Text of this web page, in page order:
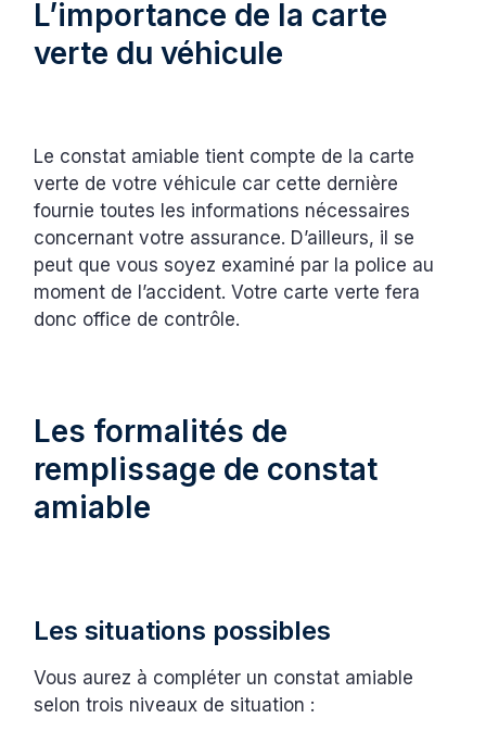
L’importance de la carte
verte du véhicule
Le constat amiable tient compte de la carte
verte de votre véhicule car cette dernière
fournie toutes les informations nécessaires
concernant votre assurance. D’ailleurs, il se
peut que vous soyez examiné par la police au
moment de l’accident. Votre carte verte fera
donc office de contrôle.
Les formalités de
remplissage de constat
amiable
Les situations possibles
Vous aurez à compléter un constat amiable
selon trois niveaux de situation :